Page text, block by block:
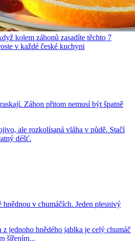
kolem záhonů zasadíte těchto 7
v každé české kuchyni
Záhon přitom nemusí být špatně
ale rozkolísaná vláha v půdě. Stačí
déšť.
hnědnou v chumáčích. Jeden plesnivý
z jednoho hnědého jablka je celý chumáč
šířením...